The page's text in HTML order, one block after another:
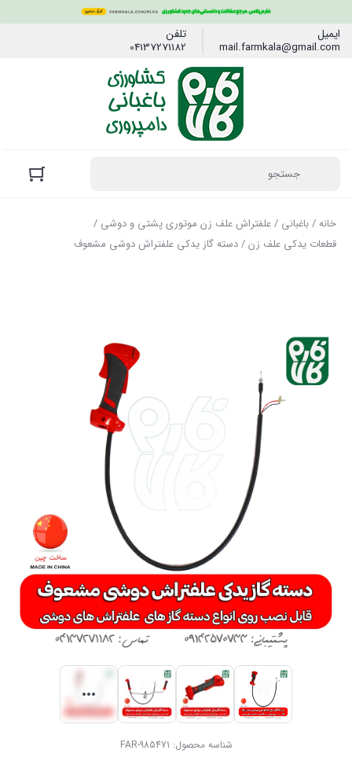
ایمیل
mail.farmkala@gmail.com
تلفن
04137271182
خانه/باغبانی /علفتراش علف زن موتوری پشتی و دوشی /
قطعات یدکی علف زن/ دسته گاز یدکی علفتراش دوشی مشعوف
شناسه محصول: FAR-985471